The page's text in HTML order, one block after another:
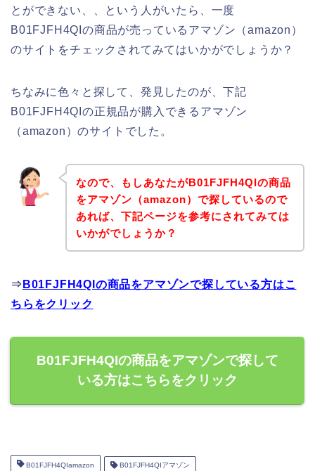
とができない、、という人がいたら、一度
B01FJFH4QIの商品が売っているアマゾン（amazon）
のサイトをチェックされてみてはいかがでしょうか？
ちなみに色々と探して、発見したのが、下記
B01FJFH4QIの正規品が購入できるアマゾン
（amazon）のサイトでした。
なので、もしあなたがB01FJFH4QIの商品
をアマゾン（amazon）で探しているので
あれば、下記ページを参考にされてみては
いかがでしょうか？
⇒ B01FJFH4QIの商品をアマゾンで探している方はこ
ちらをクリック
B01FJFH4QIの商品をアマゾンで探して
いる方はこちらをクリック
B01FJFH4QIamazon B01FJFH4QIアマゾン